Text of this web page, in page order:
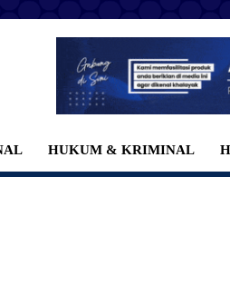
HUKUM & KRIMINAL